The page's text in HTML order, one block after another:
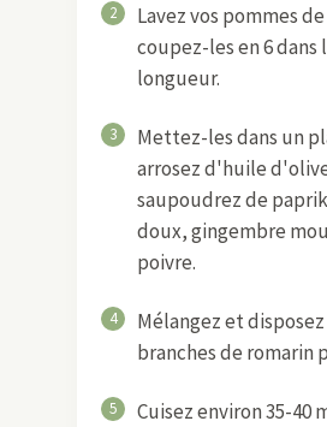
2
Lavez vos pommes
coupez-les en 6 dans
longueur.
3
Mettez-les dans un
arrosez d'huile
saupoudrez de
doux, gingembre
poivre.
4
Mélangez et disposez
branches de romarin
5
Cuisez environ 35-40